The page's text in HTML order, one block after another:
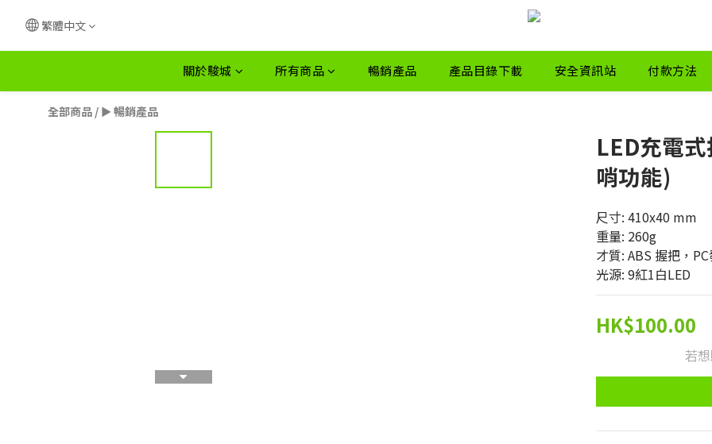
繁體中文
關於駿城 所有商品 暢銷產品 產品目錄下載 安全資訊站 付款方法
全部商品 / ► 暢銷產品
LED充電
哨功能)
尺寸: 410x40 mm
重量: 260g
才質: ABS 握把，
光源: 9紅1白LED
HK$100.00
若